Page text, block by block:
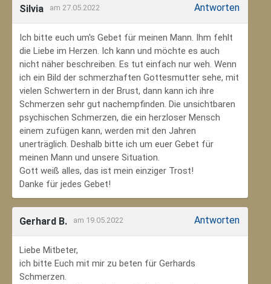
Silvia am 27.05.2022 Antworten
Ich bitte euch um's Gebet für meinen Mann. Ihm fehlt
die Liebe im Herzen. Ich kann und möchte es auch
nicht näher beschreiben. Es tut einfach nur weh. Wenn
ich ein Bild der schmerzhaften Gottesmutter sehe, mit
vielen Schwertern in der Brust, dann kann ich ihre
Schmerzen sehr gut nachempfinden. Die unsichtbaren
psychischen Schmerzen, die ein herzloser Mensch
einem zufügen kann, werden mit den Jahren
unerträglich. Deshalb bitte ich um euer Gebet für
meinen Mann und unsere Situation.
Gott weiß alles, das ist mein einziger Trost!
Danke für jedes Gebet!
Gerhard B. am 19.05.2022 Antworten
Liebe Mitbeter,
ich bitte Euch mit mir zu beten für Gerhards
Schmerzen.